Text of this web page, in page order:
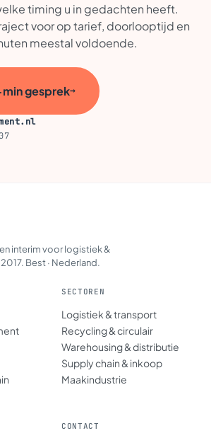
timing u in gedachten heeft.
voor op tarief, doorlooptijd en
meestal voldoende.
gesprek→
interim voor logistiek &
Best · Nederland.
SECTOREN
Logistiek & transport
Recycling & circulair
Warehousing & distributie
Supply chain & inkoop
Maakindustrie
CONTACT